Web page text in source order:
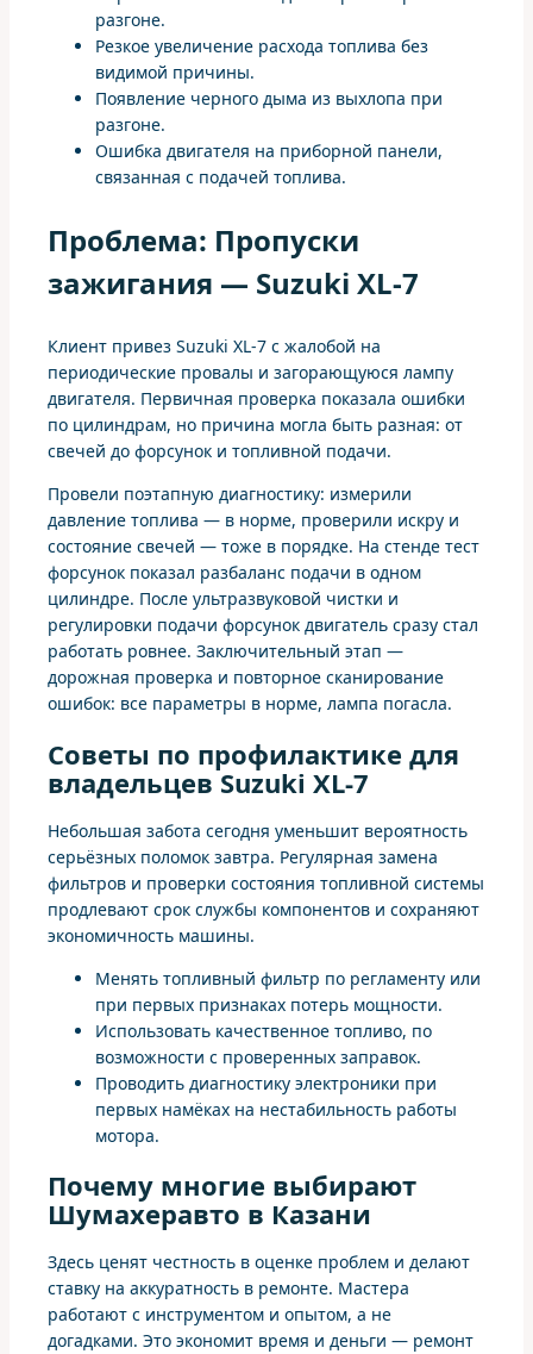
разгоне.
Резкое увеличение расхода топлива без
видимой причины.
Появление черного дыма из выхлопа при
разгоне.
Ошибка двигателя на приборной панели,
связанная с подачей топлива.
Проблема: Пропуски
зажигания — Suzuki XL-7
Клиент привез Suzuki XL-7 с жалобой на
периодические провалы и загорающуюся лампу
двигателя. Первичная проверка показала ошибки
по цилиндрам, но причина могла быть разная: от
свечей до форсунок и топливной подачи.
Провели поэтапную диагностику: измерили
давление топлива — в норме, проверили искру и
состояние свечей — тоже в порядке. На стенде тест
форсунок показал разбаланс подачи в одном
цилиндре. После ультразвуковой чистки и
регулировки подачи форсунок двигатель сразу стал
работать ровнее. Заключительный этап —
дорожная проверка и повторное сканирование
ошибок: все параметры в норме, лампа погасла.
Советы по профилактике для
владельцев Suzuki XL-7
Небольшая забота сегодня уменьшит вероятность
серьёзных поломок завтра. Регулярная замена
фильтров и проверки состояния топливной системы
продлевают срок службы компонентов и сохраняют
экономичность машины.
Менять топливный фильтр по регламенту или
при первых признаках потерь мощности.
Использовать качественное топливо, по
возможности с проверенных заправок.
Проводить диагностику электроники при
первых намёках на нестабильность работы
мотора.
Почему многие выбирают
Шумахеравто в Казани
Здесь ценят честность в оценке проблем и делают
ставку на аккуратность в ремонте. Мастера
работают с инструментом и опытом, а не
догадками. Это экономит время и деньги — ремонт